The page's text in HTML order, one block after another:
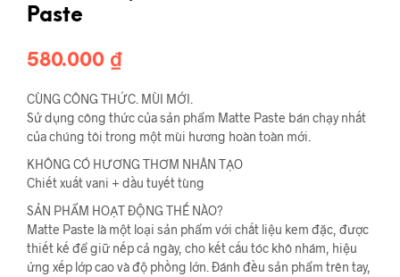
Paste
580.000 ₫
CÙNG CÔNG THỨC. MÙI MỚI.
Sử dụng công thức của sản phẩm Matte Paste bán chạy nhất
của chúng tôi trong một mùi hương hoàn toàn mới.
KHÔNG CÓ HƯƠNG THƠM NHÂN TẠO
Chiết xuất vani + dầu tuyết tùng
SẢN PHẨM HOẠT ĐỘNG THẾ NÀO?
Matte Paste là một loại sản phẩm với chất liệu kem đặc, được
thiết kế để giữ nếp cả ngày, cho kết cấu tóc khô nhám, hiệu
ứng xếp lớp cao và độ phồng lớn. Đánh đều sản phẩm trên tay,